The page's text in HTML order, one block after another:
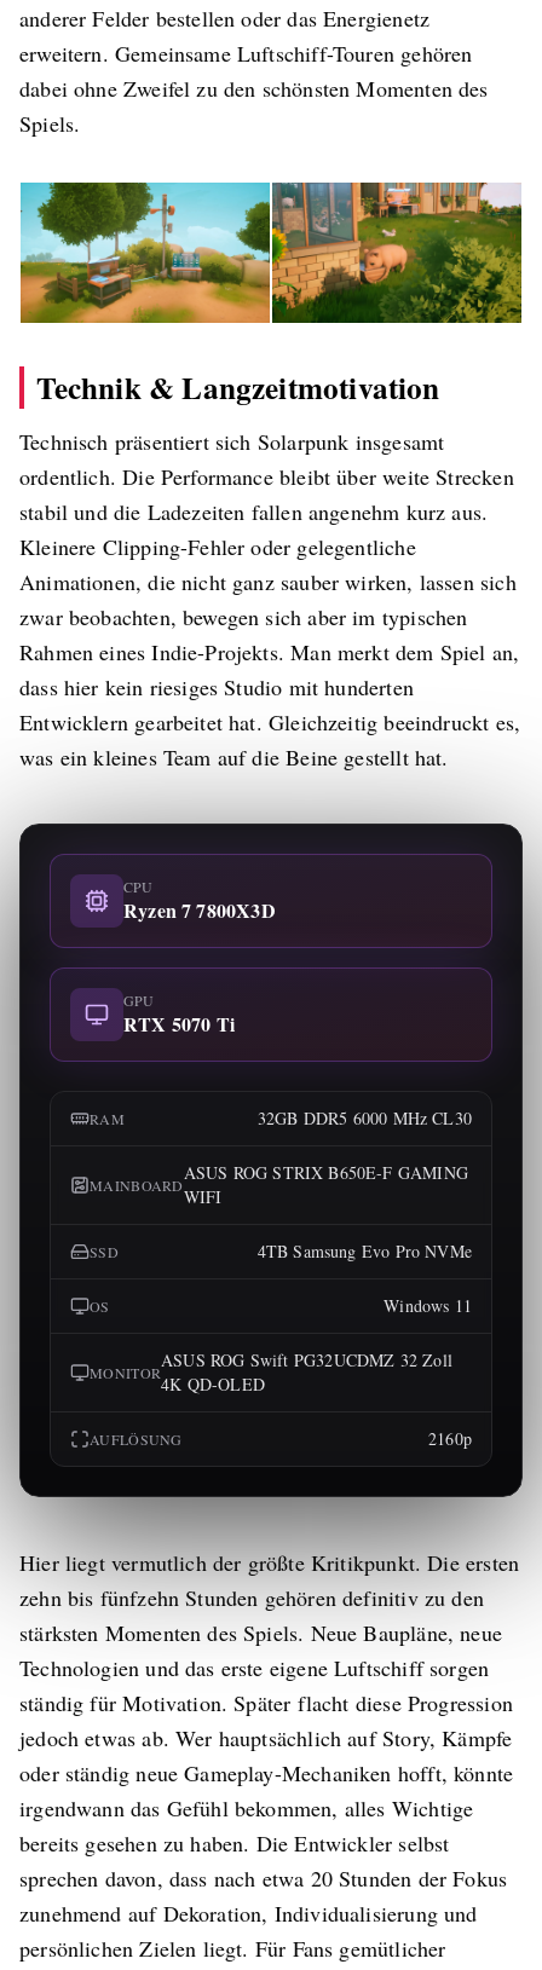
anderer Felder bestellen oder das Energienetz
erweitern. Gemeinsame Luftschiff-Touren gehören
dabei ohne Zweifel zu den schönsten Momenten des
Spiels.
Technik & Langzeitmotivation
Technisch präsentiert sich Solarpunk insgesamt
ordentlich. Die Performance bleibt über weite Strecken
stabil und die Ladezeiten fallen angenehm kurz aus.
Kleinere Clipping-Fehler oder gelegentliche
Animationen, die nicht ganz sauber wirken, lassen sich
zwar beobachten, bewegen sich aber im typischen
Rahmen eines Indie-Projekts. Man merkt dem Spiel an,
dass hier kein riesiges Studio mit hunderten
Entwicklern gearbeitet hat. Gleichzeitig beeindruckt es,
was ein kleines Team auf die Beine gestellt hat.
CPU
Ryzen 7 7800X3D
GPU
RTX 5070 Ti
RAM 32GB DDR5 6000 MHz CL30
MAINBOARD
ASUS ROG STRIX B650E-F GAMING
WIFI
SSD 4TB Samsung Evo Pro NVMe
OS Windows 11
MONITOR
ASUS ROG Swift PG32UCDMZ 32 Zoll
4K QD-OLED
AUFLÖSUNG 2160p
Hier liegt vermutlich der größte Kritikpunkt. Die ersten
zehn bis fünfzehn Stunden gehören definitiv zu den
stärksten Momenten des Spiels. Neue Baupläne, neue
Technologien und das erste eigene Luftschiff sorgen
ständig für Motivation. Später flacht diese Progression
jedoch etwas ab. Wer hauptsächlich auf Story, Kämpfe
oder ständig neue Gameplay-Mechaniken hofft, könnte
irgendwann das Gefühl bekommen, alles Wichtige
bereits gesehen zu haben. Die Entwickler selbst
sprechen davon, dass nach etwa 20 Stunden der Fokus
zunehmend auf Dekoration, Individualisierung und
persönlichen Zielen liegt. Für Fans gemütlicher